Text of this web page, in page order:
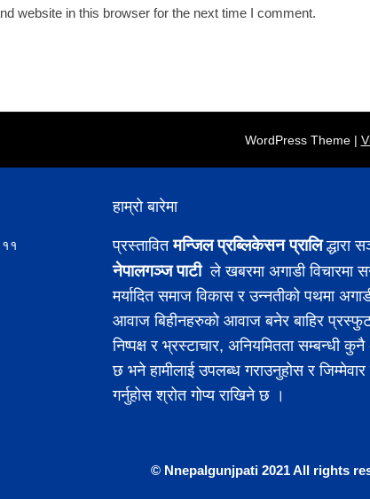
website in this browser for the next time I comment.
WordPress Theme |
११
हाम्रो बारेमा
प्रस्तावितमन्जिल प्रब्लिकेसन प्रालिद्धारा
नेपालगञ्ज पाटीले खबरमा अगाडी विचारमा
मर्यादित समाज विकास र उन्नतीको पथमा
आवाज बिहीनहरुको आवाज बनेर बाहिर
निष्पक्ष र भ्रस्टाचार, अनियमितता सम्बन्धी
छ भने हामीलाई उपलब्ध गराउनुहोस र जिम्मेवार
गर्नुहोस श्रोत गोप्य राखिने छ ।
© Nnepalgunjpati 2021 All rights